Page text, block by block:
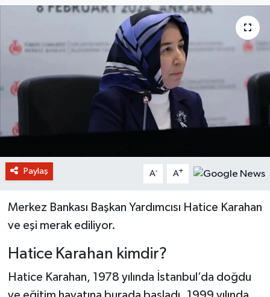
Paylaş A- A+
Merkez Bankası Başkan Yardımcısı Hatice Karahan
ve eşi merak ediliyor.
Hatice Karahan kimdir?
Hatice Karahan, 1978 yılında İstanbul’da doğdu